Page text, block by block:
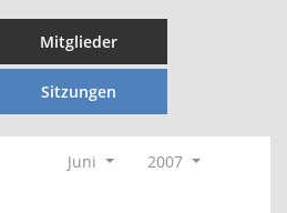
Mitglieder
Sitzungen
Juni
2007